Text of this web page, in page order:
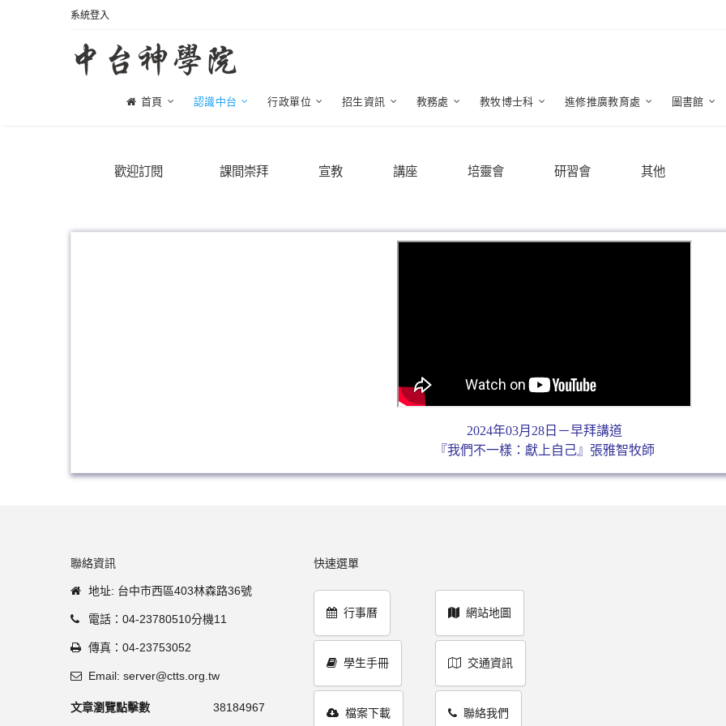
系統登入
首頁 認識中台 行政單位 招生資訊 教務處 教牧博士科 進修推廣教育處 圖書館
歡迎訂閱 課間崇拜 宣教 講座 培靈會 研習會 其他
2024年03月28日－早拜講道
『我們不一樣：獻上自己』張雅智牧師
聯絡資訊
地址: 台中市西區403林森路36號
電話：04-23780510分機11
傳真：04-23753052
Email: server@ctts.org.tw
文章瀏覽點擊數 38184967
快速選單
行事曆
學生手冊
檔案下載
網站地圖
交通資訊
聯絡我們